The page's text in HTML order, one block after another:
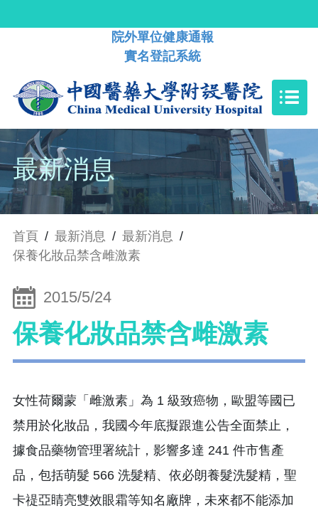
院外單位健康通報
實名登記系統
最新消息
首頁 / 最新消息 / 最新消息 /
保養化妝品禁含雌激素
2015/5/24
保養化妝品禁含雌激素
女性荷爾蒙「雌激素」為 1 級致癌物，歐盟等國已
禁用於化妝品，我國今年底擬跟進公告全面禁止，
據食品藥物管理署統計，影響多達 241 件市售產
品，包括萌髮 566 洗髮精、依必朗養髮洗髮精，聖
卡禔亞睛亮雙效眼霜等知名廠牌，未來都不能添加